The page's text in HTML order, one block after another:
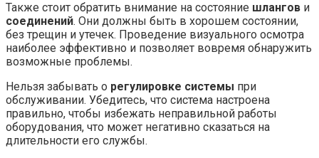
Также стоит обратить внимание на состояние шлангов и
соединений. Они должны быть в хорошем состоянии,
без трещин и утечек. Проведение визуального осмотра
наиболее эффективно и позволяет вовремя обнаружить
возможные проблемы.
Нельзя забывать о регулировке системы при
обслуживании. Убедитесь, что система настроена
правильно, чтобы избежать неправильной работы
оборудования, что может негативно сказаться на
длительности его службы.